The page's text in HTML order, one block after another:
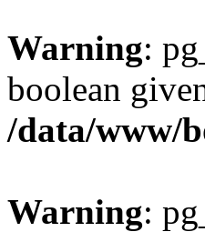
Warning:
boolean
/data/www/
Warning: